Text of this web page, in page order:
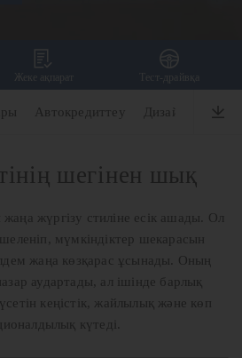
Жеке ақпарат Тест-драйвқа
Автокредиттеу Дизайн
шегінен шық
жүргізу стиліне есік ашады. Ол
мүмкіндіктер шекарасын
жаңа көзқарас ұсынады. Оның
аудартады, ал ішінде барлық
кеңістік, жайлылық және көп
күтеді.